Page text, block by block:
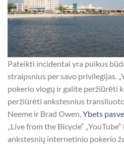
Pateikti incidentai yra puikus
straipsnius per savo privilegijas.
pokerio vlogų ir galite peržiūrėti
peržiūrėti ankstesnius
Neeme ir Brad Owen, Ybets
„Live from the Bicycle“
ankstesnių internetinio pokerio